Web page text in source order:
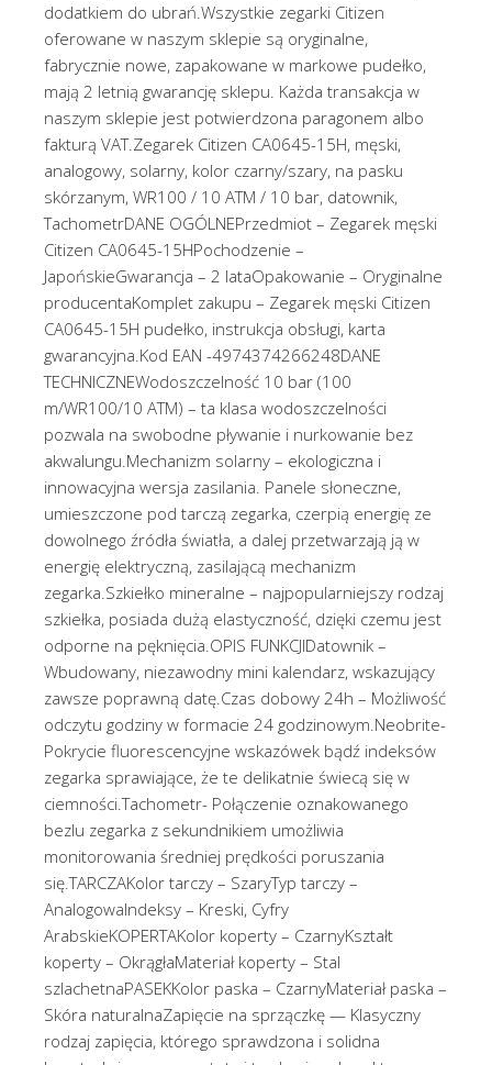
dodatkiem do ubrań.Wszystkie zegarki Citizen
oferowane w naszym sklepie są oryginalne,
fabrycznie nowe, zapakowane w markowe pudełko,
mają 2 letnią gwarancję sklepu. Każda transakcja w
naszym sklepie jest potwierdzona paragonem albo
fakturą VAT.Zegarek Citizen CA0645-15H, męski,
analogowy, solarny, kolor czarny/szary, na pasku
skórzanym, WR100 / 10 ATM / 10 bar, datownik,
TachometrDANE OGÓLNEPrzedmiot – Zegarek męski
Citizen CA0645-15HPochodzenie –
JapońskieGwarancja – 2 lataOpakowanie – Oryginalne
producentaKomplet zakupu – Zegarek męski Citizen
CA0645-15H pudełko, instrukcja obsługi, karta
gwarancyjna.Kod EAN -4974374266248DANE
TECHNICZNEWodoszczelność 10 bar (100
m/WR100/10 ATM) – ta klasa wodoszczelności
pozwala na swobodne pływanie i nurkowanie bez
akwalungu.Mechanizm solarny – ekologiczna i
innowacyjna wersja zasilania. Panele słoneczne,
umieszczone pod tarczą zegarka, czerpią energię ze
dowolnego źródła światła, a dalej przetwarzają ją w
energię elektryczną, zasilającą mechanizm
zegarka.Szkiełko mineralne – najpopularniejszy rodzaj
szkiełka, posiada dużą elastyczność, dzięki czemu jest
odporne na pęknięcia.OPIS FUNKCJIDatownik –
Wbudowany, niezawodny mini kalendarz, wskazujący
zawsze poprawną datę.Czas dobowy 24h – Możliwość
odczytu godziny w formacie 24 godzinowym.Neobrite-
Pokrycie fluorescencyjne wskazówek bądź indeksów
zegarka sprawiające, że te delikatnie świecą się w
ciemności.Tachometr- Połączenie oznakowanego
bezlu zegarka z sekundnikiem umożliwia
monitorowania średniej prędkości poruszania
się.TARCZAKolor tarczy – SzaryTyp tarczy –
AnalogowaIndeksy – Kreski, Cyfry
ArabskieKOPERTAKolor koperty – CzarnyKształt
koperty – OkrągłaMateriał koperty – Stal
szlachetnaPASEKKolor paska – CzarnyMateriał paska –
Skóra naturalnaZapięcie na sprzączkę — Klasyczny
rodzaj zapięcia, którego sprawdzona i solidna